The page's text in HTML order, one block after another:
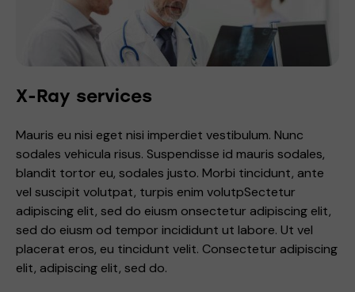
X-Ray services
Mauris eu nisi eget nisi imperdiet vestibulum. Nunc
sodales vehicula risus. Suspendisse id mauris sodales,
blandit tortor eu, sodales justo. Morbi tincidunt, ante
vel suscipit volutpat, turpis enim volutpSectetur
adipiscing elit, sed do eiusm onsectetur adipiscing elit,
sed do eiusm od tempor incididunt ut labore. Ut vel
placerat eros, eu tincidunt velit. Consectetur adipiscing
elit, adipiscing elit, sed do.